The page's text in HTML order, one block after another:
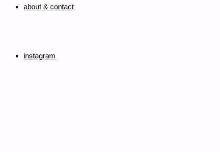
about & contact
instagram